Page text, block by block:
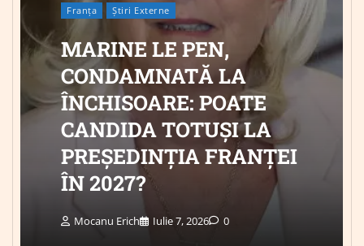
Franța Știri Externe
MARINE LE PEN,
CONDAMNATĂ LA
ÎNCHISOARE: POATE
CANDIDA TOTUȘI LA
PREȘEDINȚIA FRANȚEI
ÎN 2027?
Mocanu Erich Iulie 7, 2026 0